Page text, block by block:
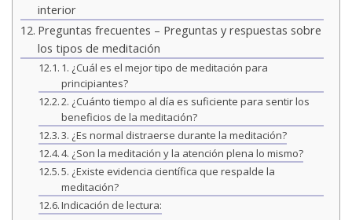
interior
Preguntas frecuentes – Preguntas y respuestas sobre
los tipos de meditación
1. ¿Cuál es el mejor tipo de meditación para
principiantes?
2. ¿Cuánto tiempo al día es suficiente para sentir los
beneficios de la meditación?
3. ¿Es normal distraerse durante la meditación?
4. ¿Son la meditación y la atención plena lo mismo?
5. ¿Existe evidencia científica que respalde la
meditación?
Indicación de lectura: